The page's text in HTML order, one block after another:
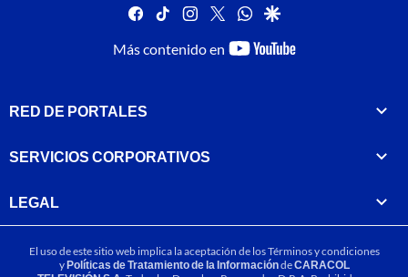
facebook
tiktok instagram
twitterwhatsapp
google
Más contenido en
youtube-
RED DE PORTALES
SERVICIOS CORPORATIVOS
LEGAL
El uso de este sitio web implica la aceptación de losTérminos y condiciones
yPolíticas de Tratamiento de la InformacióndeCARACOL